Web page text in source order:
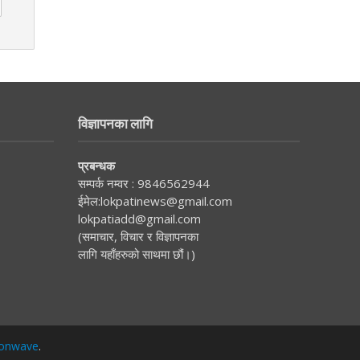
विज्ञापनका लागि
प्रबन्धक
सम्पर्क नम्वर : 9846562944
ईमेल:lokpatinews@gmail.com
lokpatiadd@gmail.com
(समाचार, विचार र विज्ञापनका
लागि यहाँहरुको साथमा छौं।)
.